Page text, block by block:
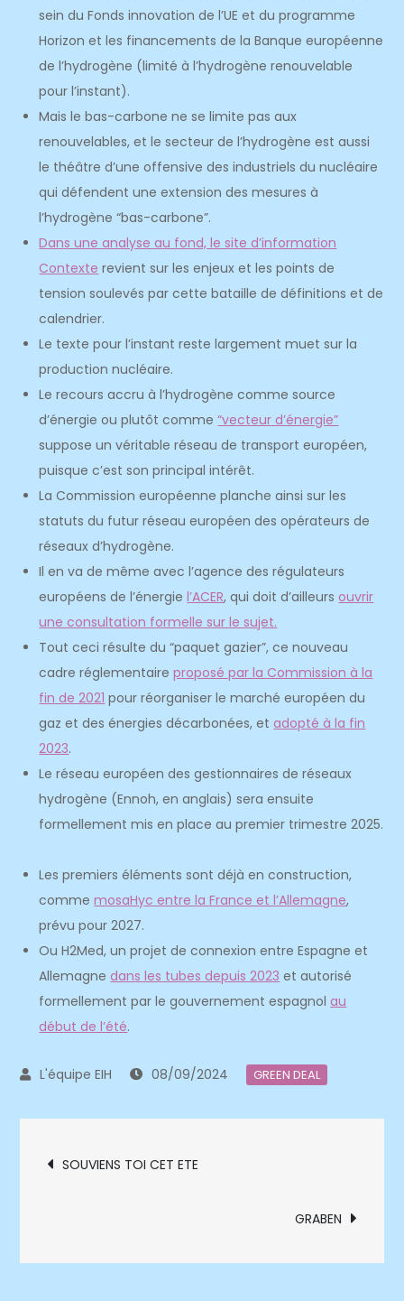
sein du Fonds innovation de l’UE et du programme
Horizon et les financements de la Banque européenne
de l’hydrogène (limité à l’hydrogène renouvelable
pour l’instant).
Mais le bas-carbone ne se limite pas aux
renouvelables, et le secteur de l’hydrogène est aussi
le théâtre d’une offensive des industriels du nucléaire
qui défendent une extension des mesures à
l’hydrogène “bas-carbone”.
Dans une analyse au fond, le site d’information
Contexte revient sur les enjeux et les points de
tension soulevés par cette bataille de définitions et de
calendrier.
Le texte pour l’instant reste largement muet sur la
production nucléaire.
Le recours accru à l’hydrogène comme source
d’énergie ou plutôt comme“vecteur d’énergie”
suppose un véritable réseau de transport européen,
puisque c’est son principal intérêt.
La Commission européenne planche ainsi sur les
statuts du futur réseau européen des opérateurs de
réseaux d’hydrogène.
Il en va de même avec l’agence des régulateurs
européens de l’énergiel’ACER, qui doit d’ailleurs ouvrir
une consultation formelle sur le sujet.
Tout ceci résulte du “paquet gazier”, ce nouveau
cadre réglementaireproposé par la Commission à la
fin de 2021 pour réorganiser le marché européen du
gaz et des énergies décarbonées, etadopté à la fin
2023.
Le réseau européen des gestionnaires de réseaux
hydrogène (Ennoh, en anglais) sera ensuite
formellement mis en place au premier trimestre 2025.
Les premiers éléments sont déjà en construction,
commemosaHyc entre la France et l’Allemagne,
prévu pour 2027.
Ou H2Med, un projet de connexion entre Espagne et
Allemagnedans les tubes depuis 2023 et autorisé
formellement par le gouvernement espagnolau
début de l’été.
08/09/2024 GREEN DEAL
Navigation
l’article
SOUVIENS TOI CET ETE
GRABEN